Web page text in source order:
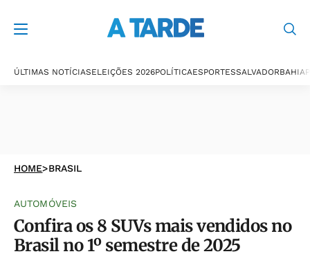
ÚLTIMAS NOTÍCIASELEIÇÕES 2026POLÍTICAESPORTESSALVADORBAHIA
HOME>BRASIL
AUTOMÓVEIS
Confira os 8 SUVs mais vendidos no
Brasil no 1º semestre de 2025